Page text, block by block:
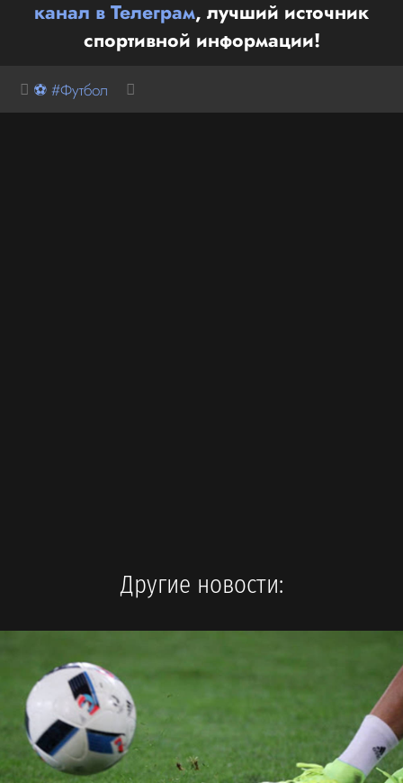
канал в Телеграм, лучший источник
спортивной информации!
⚽ #Футбол
Другие новости: